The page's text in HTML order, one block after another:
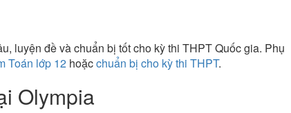
luyện đề và chuẩn bị tốt cho kỳ thi THPT Quốc gia. Phụ
Toán lớp 12 hoặcchuẩn bị cho kỳ thi THPT.
Olympia